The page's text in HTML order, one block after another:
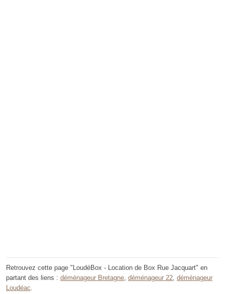
Retrouvez cette page "LoudéBox - Location de Box Rue Jacquart" en
partant des liens : déménageur Bretagne déménageur 22 déménageur
Loudéac